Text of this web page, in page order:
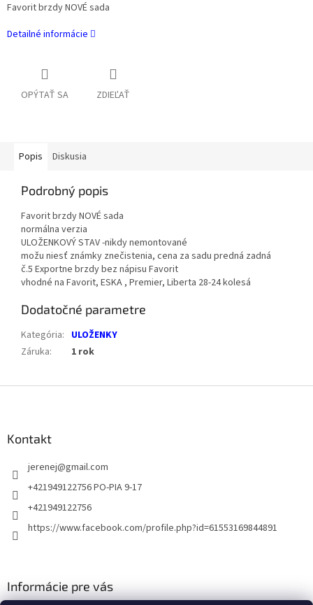
Favorit brzdy NOVÉ sada
Detailné informácie
OPÝTAŤ SA ZDIEĽAŤ
Popis Diskusia
Podrobný popis
Favorit brzdy NOVÉ sada
normálna verzia
ULOŽENKOVÝ STAV -nikdy nemontované
možu niesť známky znečistenia, cena za sadu predná zadná
č.5 Exportne brzdy bez nápisu Favorit
vhodné na Favorit, ESKA , Premier, Liberta 28-24 kolesá
Dodatočné parametre
Kategória: ULOŽENKY
Záruka: 1 rok
Kontakt
jerenej@gmail.com
+421949122756 PO-PIA 9-17
+421949122756
https://www.facebook.com/profile.php?id=61553169844891
Informácie pre vás